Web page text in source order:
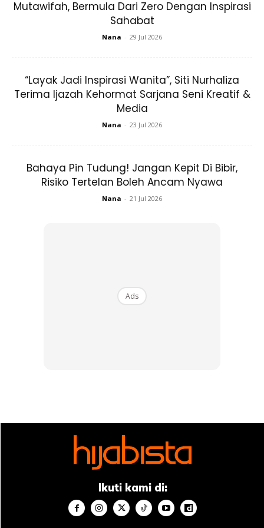
Selain itu, pemakaian tudung Sebawang yang begitu mudah
untuk digayakan dipercayai mampu mengurangkan
sebanyak 70 peratus stress dikalangan wanita berhijab,
dia mudah. Salah satu masalah yang membuatkan wanita
stress adalah, kadang-kadang tudung tak jadi, tersenget
“Jadi bila ada tudung sebawang ni, ia mengurangkan 70
Mutawifah, Bermula Dari Zero Dengan Inspirasi
Sahabat
Nana - 29 Jul 2026
“Layak Jadi Inspirasi Wanita”, Siti Nurhaliza
Terima Ijazah Kehormat Sarjana Seni Kreatif &
Media
Nana - 23 Jul 2026
Bahaya Pin Tudung! Jangan Kepit Di Bibir,
Risiko Tertelan Boleh Ancam Nyawa
Nana - 21 Jul 2026
Ads
Ikuti kami di: